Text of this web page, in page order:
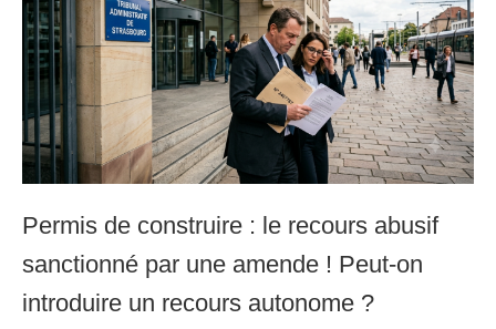
Permis de construire : le recours abusif
sanctionné par une amende ! Peut-on
introduire un recours autonome ?